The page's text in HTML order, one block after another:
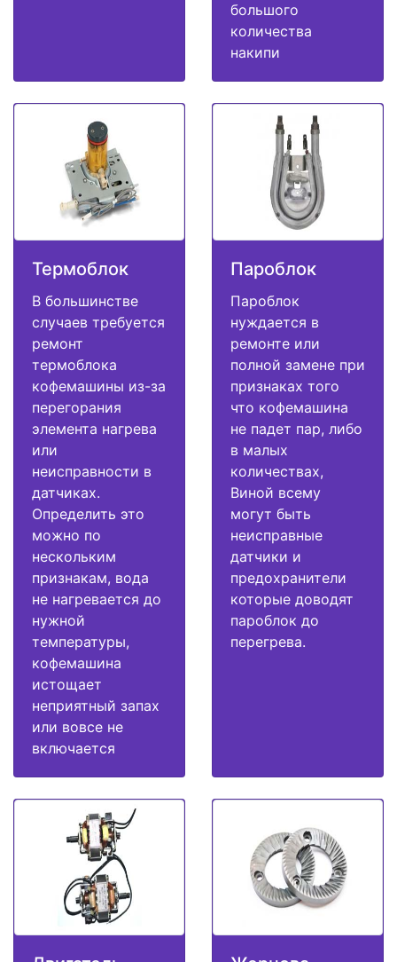
большого
количества
накипи
Термоблок
В большинстве
случаев требуется
ремонт
термоблока
кофемашины из-за
перегорания
элемента нагрева
или
неисправности в
датчиках.
Определить это
можно по
нескольким
признакам, вода
не нагревается до
нужной
температуры,
кофемашина
истощает
неприятный запах
или вовсе не
включается
Пароблок
Пароблок
нуждается в
ремонте или
полной замене при
признаках того
что кофемашина
не падет пар, либо
в малых
количествах,
Виной всему
могут быть
неисправные
датчики и
предохранители
которые доводят
пароблок до
перегрева.